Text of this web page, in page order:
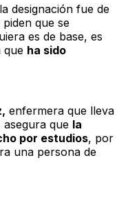
designación fue de
que se
es de base, es
que ha sido
enfermera que lleva
que la
por estudios, por
una persona de